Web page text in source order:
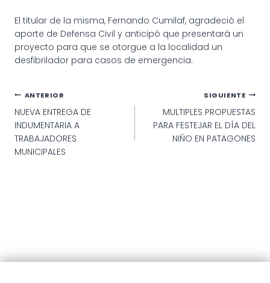
El titular de la misma, Fernando Cumilaf, agradeció el
aporte de Defensa Civil y anticipó que presentará un
proyecto para que se otorgue a la localidad un
desfibrilador para casos de emergencia.
Navegación
de
entradas
ANTERIOR
NUEVA ENTREGA DE
INDUMENTARIA A
TRABAJADORES
MUNICIPALES
SIGUIENTE
MULTIPLES PROPUESTAS
PARA FESTEJAR EL DÍA DEL
NIÑO EN PATAGONES